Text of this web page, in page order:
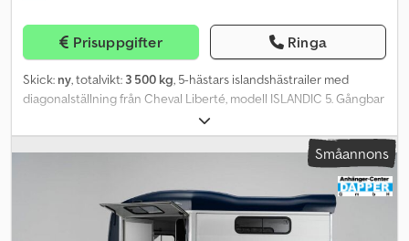
Prisuppgifter Ringa
Skick: ny, totalvikt: 3 500 kg, 5-hästars islandshästrailer med
diagonalställning från Cheval Liberté, modell ISLANDIC 5. Gångbar
sadelkammare, diagonal lastning, aluminiumväggar och
aluminiumgolv samlade i en helt rötbeständig alu-
islandshästrailer. Aluminium-hästtransportör för upp till fem
islandshästar med utmärkta köregenskaper tack vare Pullman 2-
chassit! Komfortchassit på alu-hästsläpet är egenutvecklat av
Cheval Liberté. Cedpfx Abeu A Aw Aeuorf Tack vare 45 cm
instegshöjd, individuell hjulupphängning, längsarmar, spiralfjädrar
Småannons